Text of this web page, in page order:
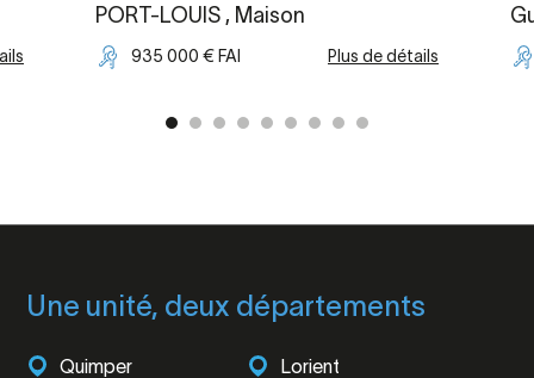
PORT-LOUIS , Maison
935 000 € FAI Plus de détails
Une unité, deux départements
Quimper
Lorient